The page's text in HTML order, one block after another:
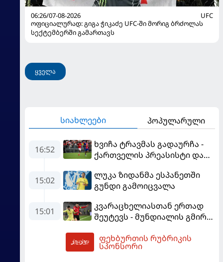
06:26/07-08-2026
UFC
ოფიციალურად: გიგა ჭიკაძე UFC-ში მორიგ ბრძოლას
სექტემბერში გამართავს
ყველა
სიახლეები პოპულარული
16:52
ხვიჩა ტრავმას გადაურჩა -
ქართველის პრეასისტი და
იუნაიტედთან"
15:02
ლუკა ზიდანმა ესპანეთში
გუნდი გამოიცვალა
15:01
კვარაცხელიასთან ერთად
შეუტევს - მუნდიალის გმირი
გახდება
ფეხბურთის რუბრიკის
სპონსორი